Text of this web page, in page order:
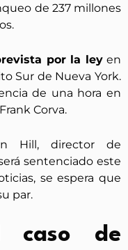
de 237 millones
por la leyen
Sur de Nueva York.
de una hora en
Corva.
Hill, director de
sentenciado este
se espera que
par.
caso de